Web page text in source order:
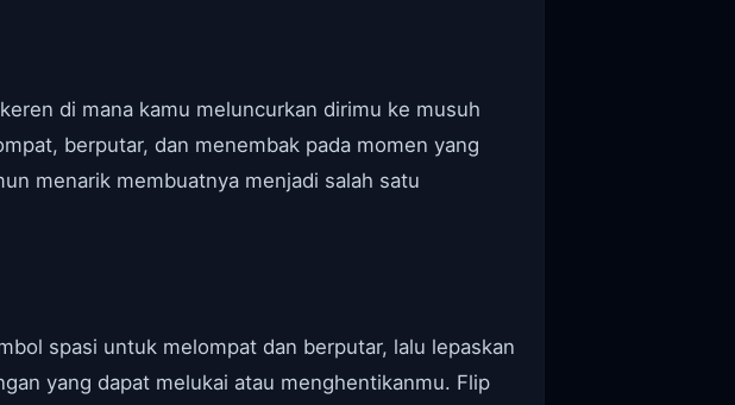
di mana kamu meluncurkan dirimu ke musuh
berputar, dan menembak pada momen yang
menarik membuatnya menjadi salah satu
spasi untuk melompat dan berputar, lalu lepaskan
yang dapat melukai atau menghentikanmu. Flip